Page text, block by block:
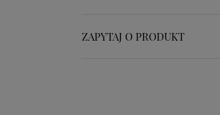
ZAPYTAJ O PRODUKT